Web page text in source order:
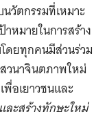
วัตกรรมที่เหมาะ
หมายในการสร้าง
ดยทุกคนมีส่วนร่วม
สวนาจินตภาพใหม่
พื่อเยาวชนและ
ละสร้างทักษะใหม่